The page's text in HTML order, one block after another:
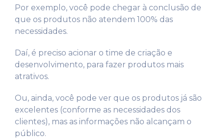
Por exemplo, você pode chegar à conclusão de
que os produtos não atendem 100% das
necessidades.
Daí, é preciso acionar o time de criação e
desenvolvimento, para fazer produtos mais
atrativos.
Ou, ainda, você pode ver que os produtos já são
excelentes (conforme as necessidades dos
clientes), mas as informações não alcançam o
público.